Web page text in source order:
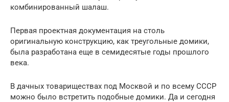
комбинированный шалаш.
Первая проектная документация на столь
оригинальную конструкцию, как треугольные домики,
была разработана еще в семидесятые годы прошлого
века.
В дачных товариществах под Москвой и по всему СССР
можно было встретить подобные домики. Да и сегодня